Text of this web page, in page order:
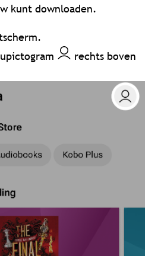
kunt downloaden.
rechts boven